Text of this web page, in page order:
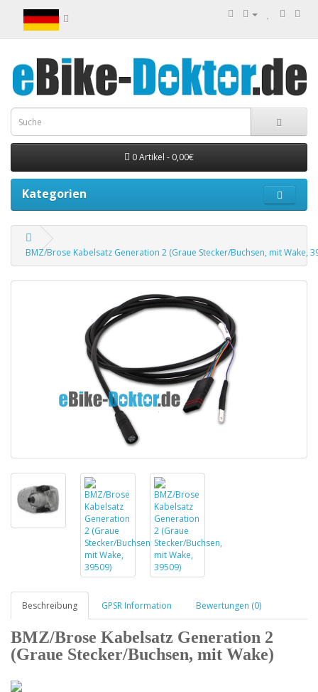
0 Artikel - 0,00€
Kategorien
BMZ/Brose Kabelsatz Generation 2 (Graue Stecker/Buchsen, mit Wake,
Beschreibung GPSR Information Bewertungen (0)
BMZ/Brose Kabelsatz Generation 2
(Graue Stecker/Buchsen, mit Wake)